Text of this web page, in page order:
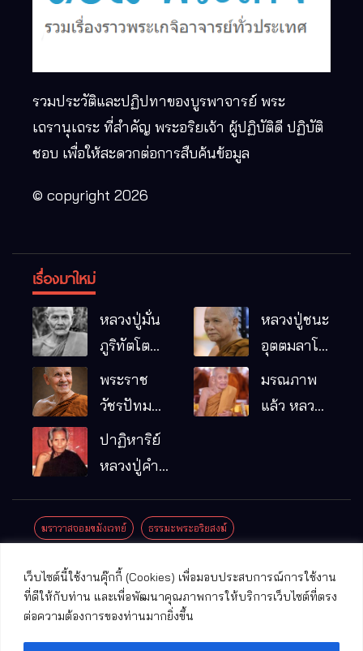
เว็บไซต์นี้ใช้งานคุ๊กกี้ (Cookies) เพื่อมอบประสบการณ์การใช้งาน
ที่ดีให้กับท่าน และเพื่อพัฒนาคุณภาพการให้บริการเว็บไซต์ที่ตรง
ต่อความต้องการของท่านมากยิ่งขึ้น
รวมประวัติและปฏิปทาของบูรพาจารย์ พระ
เถรานุเถระ ที่สำคัญ พระอริยเจ้า ผู้ปฏิบัติดี ปฏิบัติ
ชอบ เพื่อให้สะดวกต่อการสืบค้นข้อมูล
© copyright 2026
เรื่องมาใหม่
หลวงปู่มั่น
ภูริทัตโต
พระอริยเจ้า
ผู้เป็นบิดา
รมฐาน
หลวงปู่ชนะ
อุตตมลาโภ
หมากอื๋อ
พระราช
วัชรปัทม
คุณ (หลวง
ปู่บัวเกตุ
แล้ว วัดป่า
อ.แม่ริม
จ.เชียงใหม่
มรณภาพ
แล้ว หลวง
ปาฏิหาริย์
หลวงปู่คำ
มณี
ฆราวาสจอมขมังเวทย์ ธรรมะพระอริยสงฆ์
ปาฏิหาริย์พระเครื่อง
พระพุทธรูปศักดิ์สิทธิ์ วัดที่สําคัญ